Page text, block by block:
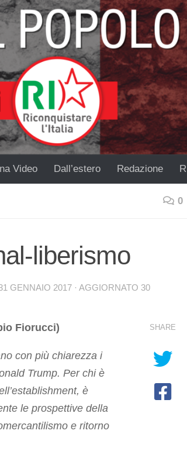
Video Dall’estero Redazione RI
0
liberismo
GENNAIO 2017 · AGGIORNATO 30
Fiorucci)
con più chiarezza i
Trump. Per chi è
è
le prospettive della
e ritorno
SHARE